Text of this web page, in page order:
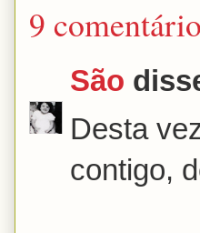
9
São
Desta
contigo,